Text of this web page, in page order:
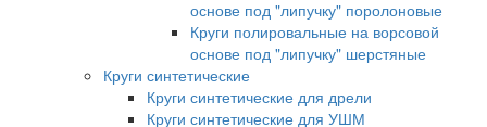
основе под "липучку" поролоновые
Круги полировальные на ворсовой
основе под "липучку" шерстяные
Круги синтетические
Круги синтетические для дрели
Круги синтетические для УШМ